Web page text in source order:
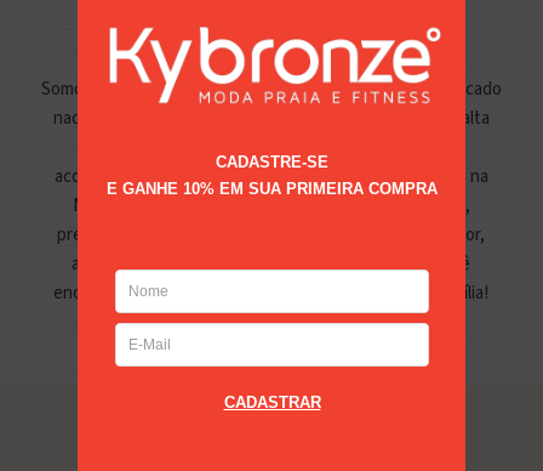
Sobre Nós
Somos uma empresa que há mais de 30 anos atua no mercado
nacional, atendendo todo o país com nossas peças de alta
acompanhando as tendências e anseios dos brasileiros na
Moda Praia. Uma empresa nascida em Goiânia e, hoje,
presente em todos os cantos do país, levando nossa cor,
alegria, estamparia, beleza e singularidade. Aqui você
encontra a peça de banho perfeita para você e sua família!
CADASTRE-SE
E GANHE 10% EM SUA PRIMEIRA COMPRA
CADASTRAR